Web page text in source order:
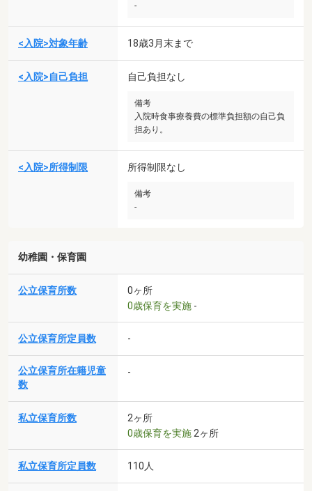
-
<入院>対象年齢 18歳3月末まで
<入院>自己負担 自己負担なし
備考
入院時食事療養費の標準負担額の自己負
担あり。
<入院>所得制限 所得制限なし
備考
-
幼稚園・保育園
公立保育所数
0ヶ所
0歳保育を実施 -
公立保育所定員数 -
公立保育所在籍児童
数
-
私立保育所数
2ヶ所
0歳保育を実施 2ヶ所
私立保育所定員数 110人